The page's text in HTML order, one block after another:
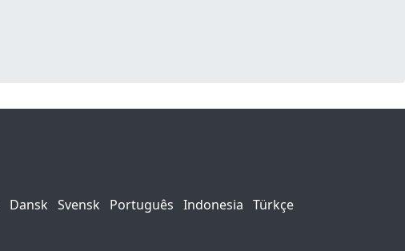
Dansk Svensk Português Indonesia Türkçe